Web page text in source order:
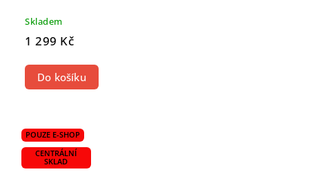
Skladem
1 299 Kč
Do košíku
POUZE E-SHOP
CENTRÁLNÍ
SKLAD